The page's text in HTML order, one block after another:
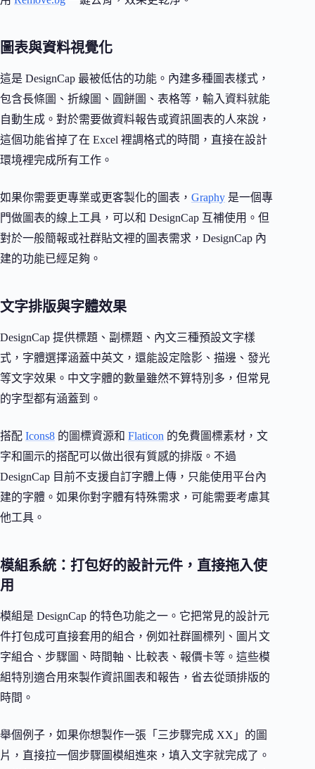
圖表與資料視覺化
這是 DesignCap 最被低估的功能。內建多種圖表樣式，
包含長條圖、折線圖、圓餅圖、表格等，輸入資料就能
自動生成。對於需要做資料報告或資訊圖表的人來說，
這個功能省掉了在 Excel 裡調格式的時間，直接在設計
環境裡完成所有工作。
如果你需要更專業或更客製化的圖表， Graphy 是一個專
門做圖表的線上工具，可以和 DesignCap 互補使用。但
對於一般簡報或社群貼文裡的圖表需求，DesignCap 內
建的功能已經足夠。
文字排版與字體效果
DesignCap 提供標題、副標題、內文三種預設文字樣
式，字體選擇涵蓋中英文，還能設定陰影、描邊、發光
等文字效果。中文字體的數量雖然不算特別多，但常見
的字型都有涵蓋到。
搭配 Icons8 的圖標資源和 Flaticon 的免費圖標素材，文
字和圖示的搭配可以做出很有質感的排版。不過
DesignCap 目前不支援自訂字體上傳，只能使用平台內
建的字體。如果你對字體有特殊需求，可能需要考慮其
他工具。
模組系統：打包好的設計元件，直接拖入使
用
模組是 DesignCap 的特色功能之一。它把常見的設計元
件打包成可直接套用的組合，例如社群圖標列、圖片文
字組合、步驟圖、時間軸、比較表、報價卡等。這些模
組特別適合用來製作資訊圖表和報告，省去從頭排版的
時間。
舉個例子，如果你想製作一張「三步驟完成 XX」的圖
片，直接拉一個步驟圖模組進來，填入文字就完成了。